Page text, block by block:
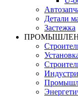
Детали
Застежка